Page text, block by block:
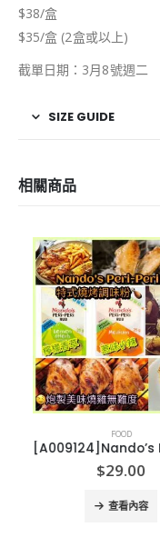
$38/盒
$35/盒 (2盒或以上)
截單日期：3月8號週二
SIZE GUIDE
相關商品
FOOD
29.00
查看內容